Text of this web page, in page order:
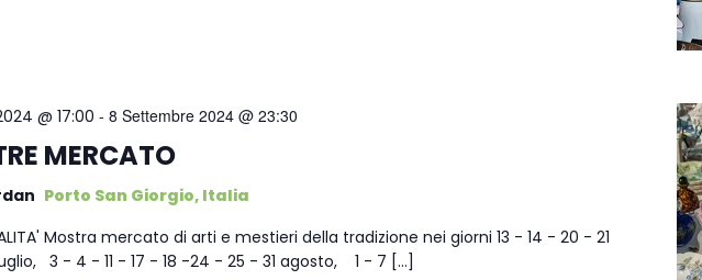
@ 17:00 - 8 Settembre 2024 @ 23:30
MERCATO
Porto San Giorgio, Italia
Mostra mercato di arti e mestieri della tradizione nei giorni 13 - 14 - 20 - 21
3 - 4 - 11 - 17 - 18 -24 - 25 - 31 agosto, 1 - 7 […]